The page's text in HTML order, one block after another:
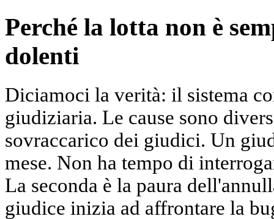
Perché la lotta non è
dolenti
Diciamoci la verità: il sistema
giudiziaria. Le cause sono
sovraccarico dei giudici. Un
mese. Non ha tempo di
La seconda è la paura
giudice inizia ad affrontare la